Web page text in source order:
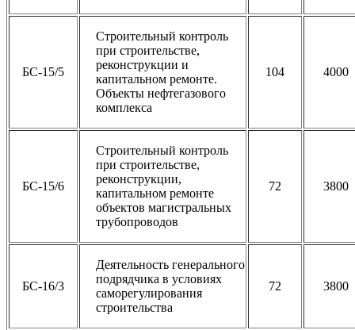
БС-15/5
Строительный контроль
при строительстве,
реконструкции и
капитальном ремонте.
Объекты нефтегазового
комплекса
104 4000
БС-15/6
Строительный контроль
при строительстве,
реконструкции,
капитальном ремонте
объектов магистральных
трубопроводов
72 3800
БС-16/3
Деятельность генерального
подрядчика в условиях
саморегулирования
строительства
72 3800